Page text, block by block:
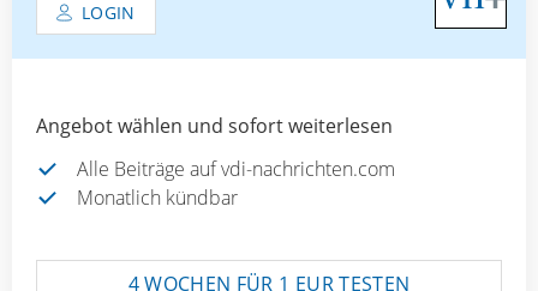
LOGIN
Angebot wählen und sofort weiterlesen
Alle Beiträge auf vdi-nachrichten.com
Monatlich kündbar
4 WOCHEN FÜR 1 EUR TESTEN